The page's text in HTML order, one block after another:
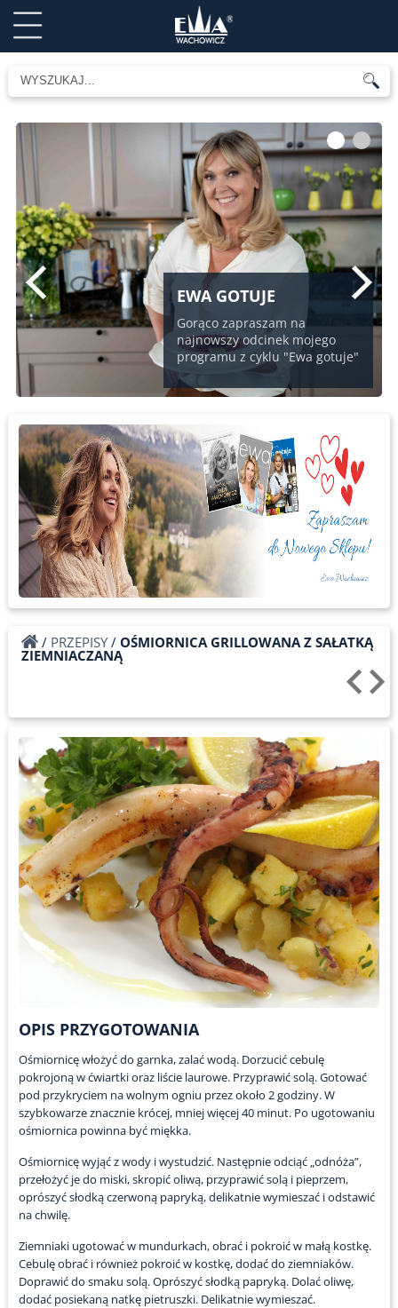
EWA GOTUJE
Gorąco zapraszam na
najnowszy odcinek mojego
programu z cyklu "Ewa gotuje"
1 2
/ PRZEPISY/ OŚMIORNICA GRILLOWANA Z SAŁATKĄ
ZIEMNIACZANĄ
OPIS PRZYGOTOWANIA
Ośmiornicę włożyć do garnka, zalać wodą. Dorzucić cebulę
pokrojoną w ćwiartki oraz liście laurowe. Przyprawić solą. Gotować
pod przykryciem na wolnym ogniu przez około 2 godziny. W
szybkowarze znacznie krócej, mniej więcej 40 minut. Po ugotowaniu
ośmiornica powinna być miękka.
Ośmiornicę wyjąć z wody i wystudzić. Następnie odciąć „odnóża”,
przełożyć je do miski, skropić oliwą, przyprawić solą i pieprzem,
oprószyć słodką czerwoną papryką, delikatnie wymieszać i odstawić
na chwilę.
Ziemniaki ugotować w mundurkach, obrać i pokroić w małą kostkę.
Cebulę obrać i również pokroić w kostkę, dodać do ziemniaków.
Doprawić do smaku solą. Oprószyć słodką papryką. Dolać oliwę,
dodać posiekaną natkę pietruszki. Delikatnie wymieszać.